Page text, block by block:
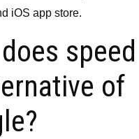
iOS app store.
of